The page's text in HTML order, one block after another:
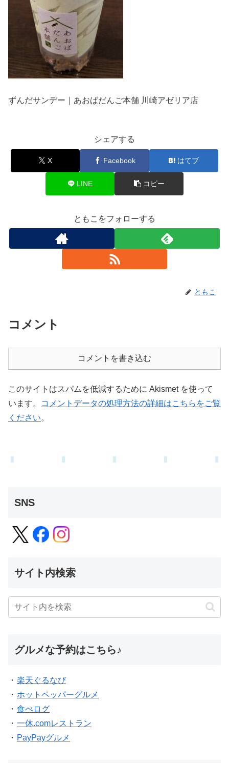
ずんだサンデー｜あおばだんご本舗 川崎アゼリア店
シェアする
X Facebook はてブ
LINE コピー
ともこをフォローする
ともこ
コメント
コメントを書き込む
このサイトはスパムを低減するために Akismet を使って
います。
コメントデータの処理方法の詳細はこちらをご覧
ください。
SNS
サイト内検索
グルメな予約はこちら♪
・ 楽天ぐるなび
・ ホットペッパーグルメ
・ 食べログ
・ 一休.comレストラン
・ PayPayグルメ